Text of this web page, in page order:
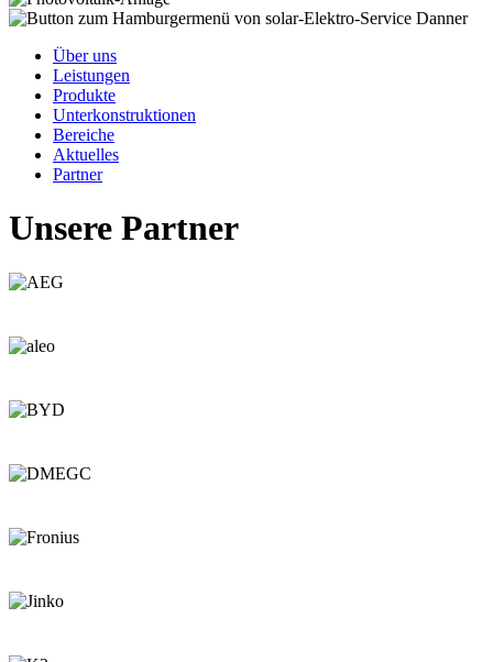
Über uns
Leistungen
Produkte
Unterkonstruktionen
Bereiche
Aktuelles
Partner
Unsere Partner